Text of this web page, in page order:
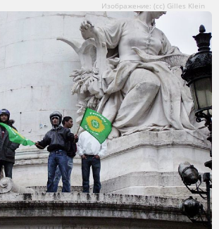
Изображение: (сс) Gilles Klein